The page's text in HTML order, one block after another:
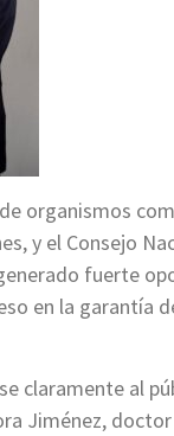
organismos
y el Consejo
fuerte
en la garantía
claramente al
Jiménez,